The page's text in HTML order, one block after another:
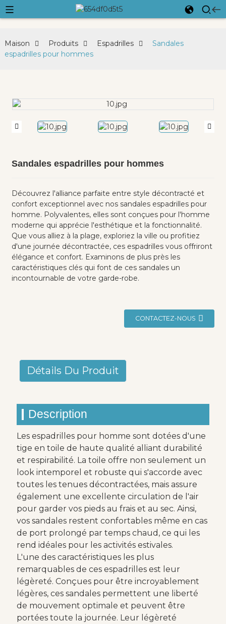
Maison Produits Espadrilles
Sandales
espadrilles pour hommes
Sandales espadrilles pour hommes
Découvrez l'alliance parfaite entre style décontracté et
confort exceptionnel avec nos sandales espadrilles pour
homme. Polyvalentes, elles sont conçues pour l'homme
moderne qui apprécie l'esthétique et la fonctionnalité.
Que vous alliez à la plage, exploriez la ville ou profitiez
d'une journée décontractée, ces espadrilles vous offriront
élégance et confort. Examinons de plus près les
caractéristiques clés qui font de ces sandales un
incontournable de votre garde-robe.
CONTACTEZ-NOUS
Détails Du Produit
Description
Les espadrilles pour homme sont dotées d'une
tige en toile de haute qualité alliant durabilité
et respirabilité. La toile offre non seulement un
look intemporel et robuste qui s'accorde avec
toutes les tenues décontractées, mais assure
également une excellente circulation de l'air
pour garder vos pieds au frais et au sec. Ainsi,
vos sandales restent confortables même en cas
de port prolongé par temps chaud, ce qui les
rend idéales pour les activités estivales.
L'une des caractéristiques les plus
remarquables de ces espadrilles est leur
légèreté. Conçues pour être incroyablement
légères, ces sandales permettent une liberté
de mouvement optimale et peuvent être
portées toute la journée. Leur légèreté